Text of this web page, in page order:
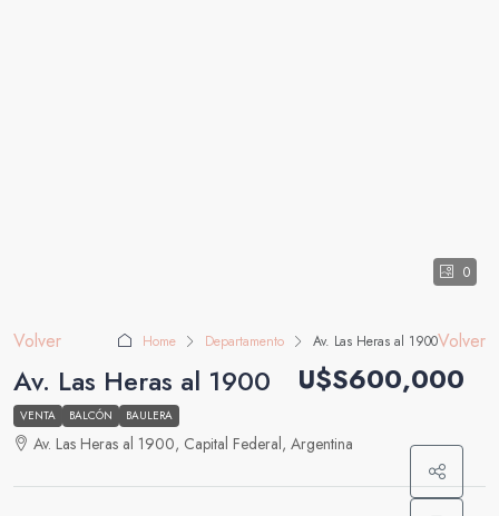
0
Volver Home Departamento Av. Las Heras al 1900Volver
Av. Las Heras al 1900 U$S600,000
VENTA BALCÓN BAULERA
Av. Las Heras al 1900, Capital Federal, Argentina